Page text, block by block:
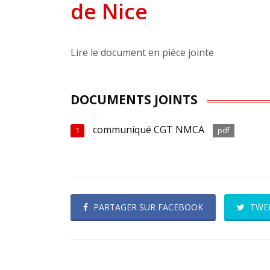
de Nice
Lire le document en pièce jointe
DOCUMENTS JOINTS
1 communiqué CGT NMCA pdf
PARTAGER SUR FACEBOOK